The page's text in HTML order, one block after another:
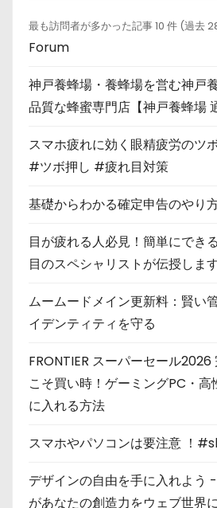
最も訪問者が多かった記事 10 件 (過去
Forum
神戸養蜂場・養蜂場を営む神戸
品質な蜂蜜専門店【神戸養蜂場
スマホ疲れに効く眼精疲労のツ
#ツボ押し #疲れ目対策
基礎からわかる確定申告のやり
目が疲れる人必見！簡単にでき
目のスペシャリストが伝授しま
ムームードメイン更新料：賢い
イデンティティを守る
FRONTIER スーパーセール
こそ買い時！ゲーミングPC・
に入れる方法
スマホやパソコンは要注意 ！
デザインの自由を手に入れよう
があなたの創造力をウェブ世界